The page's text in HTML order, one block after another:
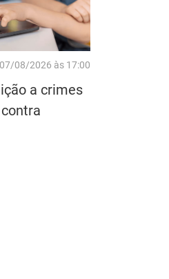
07/08/2026 às 17:00
a crimes